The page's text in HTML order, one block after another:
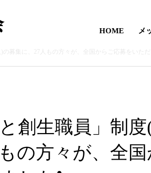
HOME メ
募集に、27人もの方々が、全国からご応募をいただ
と創生職員」制
の方々が、全